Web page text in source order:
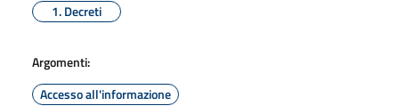
1. Decreti
Argomenti:
Accesso all'informazione